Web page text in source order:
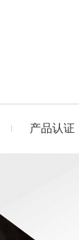
产品认证